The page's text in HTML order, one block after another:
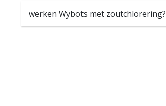
werken Wybots met zoutchlorering?